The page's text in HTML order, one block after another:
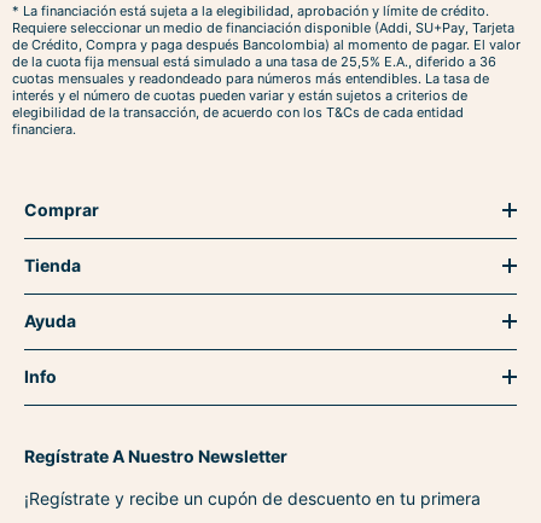
* La financiación está sujeta a la elegibilidad, aprobación y límite de crédito.
Requiere seleccionar un medio de financiación disponible (Addi, SU+Pay, Tarjeta
de Crédito, Compra y paga después Bancolombia) al momento de pagar. El valor
de la cuota fija mensual está simulado a una tasa de 25,5% E.A., diferido a 36
cuotas mensuales y readondeado para números más entendibles. La tasa de
interés y el número de cuotas pueden variar y están sujetos a criterios de
elegibilidad de la transacción, de acuerdo con los T&Cs de cada entidad
financiera.
Comprar
Tienda
Ayuda
Info
Regístrate A Nuestro Newsletter
¡Regístrate y recibe un cupón de descuento en tu primera